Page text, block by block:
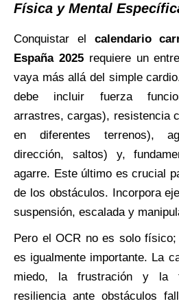
Física y Mental
Conquistar el calendario
España 2025requiere un
vaya más allá del simple
debe incluir fuerza
arrastres, cargas), resistencia
en diferentes terrenos),
dirección, saltos) y,
agarre. Este último es crucial
de los obstáculos. Incorpora
suspensión, escalada y
Pero el OCR no es solo
es igualmente importante. La
miedo, la frustración y la
resiliencia ante obstáculos